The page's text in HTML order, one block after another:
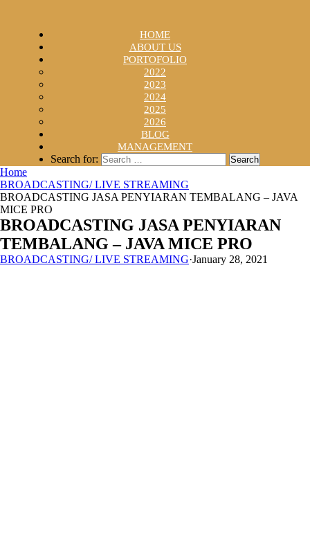
HOME
ABOUT US
PORTOFOLIO
2022
2023
2024
2025
2026
BLOG
MANAGEMENT
Search for:
Home
BROADCASTING/ LIVE STREAMING
BROADCASTING JASA PENYIARAN TEMBALANG – JAVA
MICE PRO
BROADCASTING JASA PENYIARAN
TEMBALANG – JAVA MICE PRO
BROADCASTING/ LIVE STREAMING·January 28, 2021